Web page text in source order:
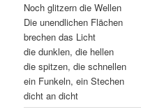
Noch glitzern die Wellen
Die unendlichen Flächen
brechen das Licht
die dunklen, die hellen
die spitzen, die schnellen
ein Funkeln, ein Stechen
dicht an dicht